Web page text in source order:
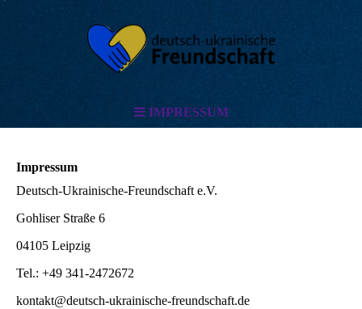
IMPRESSUM
Impressum
Deutsch-Ukrainische-Freundschaft e.V.
Gohliser Straße 6
04105 Leipzig
Tel.: +49 341-2472672
kontakt@deutsch-ukrainische-freundschaft.de